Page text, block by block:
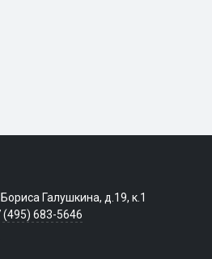
Галушкина, д.19, к.1
(495) 683-5646